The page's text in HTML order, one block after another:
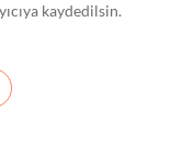
kaydedilsin.